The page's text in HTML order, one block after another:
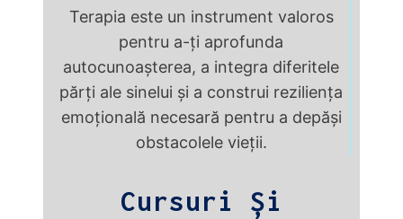
Terapia este un instrument valoros
pentru a-ți aprofunda
autocunoașterea, a integra diferitele
părți ale sinelui și a construi reziliența
emoțională necesară pentru a depăși
obstacolele vieții.
Cursuri Și